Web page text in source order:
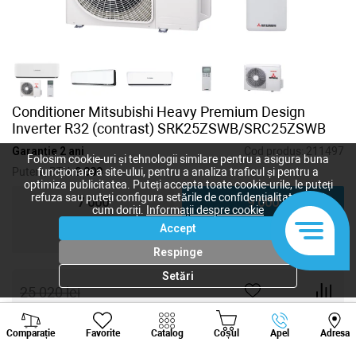
Conditioner Mitsubishi Heavy Premium Design
Inverter R32 (contrast) SRK25ZSWB/SRC25ZSWB
Garanție 2 ani Cod produs: 211497
Putere, BTU:9 000
7 000 9 000
25 020lei
20 016 lei
Comparație Favorite Catalog Coșul Apel Adresa
Viber Whatsapp
Folosim cookie-uri și tehnologii similare pentru a asigura buna
funcționare a site-ului, pentru a analiza traficul și pentru a
optimiza publicitatea. Puteți accepta toate cookie-urile, le puteți
refuza sau puteți configura setările de confidențialitate după
cum doriți.
Informații despre cookie
Accept
Respinge
Setări